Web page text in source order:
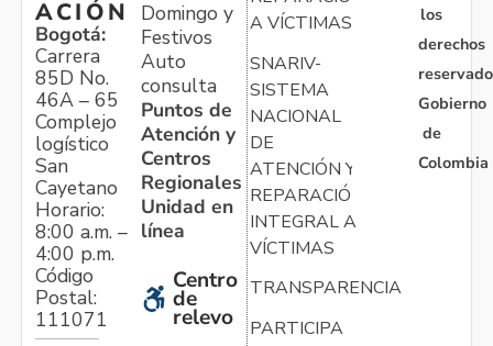
ACIÓN
Bogotá:
Carrera
85D No.
46A – 65
Complejo
logístico
San
Cayetano
Horario:
8:00 a.m. –
4:00 p.m.
Código
Postal:
111071
Domingo y
Festivos
Auto
consulta
Puntos de
Atención y
Centros
Regionales
Unidad en
línea
Centro
de
relevo
A VÍCTIMAS
SNARIV-
SISTEMA
NACIONAL
DE
ATENCIÓN Y
REPARACIÓN
INTEGRAL A
VÍCTIMAS
TRANSPARENCIA
PARTICIPA
los
derechos
Gobierno
de
Colombia